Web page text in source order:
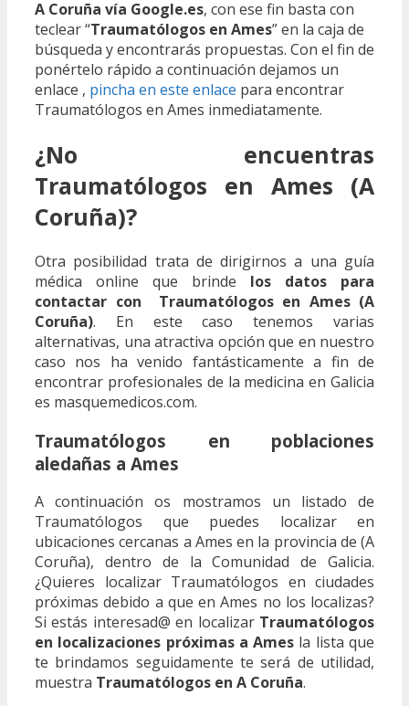
A Coruña vía Google.es, con ese fin basta con
teclear “Traumatólogos en Ames” en la caja de
búsqueda y encontrarás propuestas. Con el fin de
ponértelo rápido a continuación dejamos un
enlace , pincha en este enlace para encontrar
Traumatólogos en Ames inmediatamente.
¿No encuentras
Traumatólogos en Ames (A
Coruña)?
Otra posibilidad trata de dirigirnos a una guía
médica online que brinde los datos para
contactar con Traumatólogos en Ames (A
Coruña). En este caso tenemos varias
alternativas, una atractiva opción que en nuestro
caso nos ha venido fantásticamente a fin de
encontrar profesionales de la medicina en Galicia
es masquemedicos.com.
Traumatólogos en poblaciones
aledañas a Ames
A continuación os mostramos un listado de
Traumatólogos que puedes localizar en
ubicaciones cercanas a Ames en la provincia de (A
Coruña), dentro de la Comunidad de Galicia.
¿Quieres localizar Traumatólogos en ciudades
próximas debido a que en Ames no los localizas?
Si estás interesad@ en localizar Traumatólogos
en localizaciones próximas a Ames la lista que
te brindamos seguidamente te será de utilidad,
muestra Traumatólogos en A Coruña.